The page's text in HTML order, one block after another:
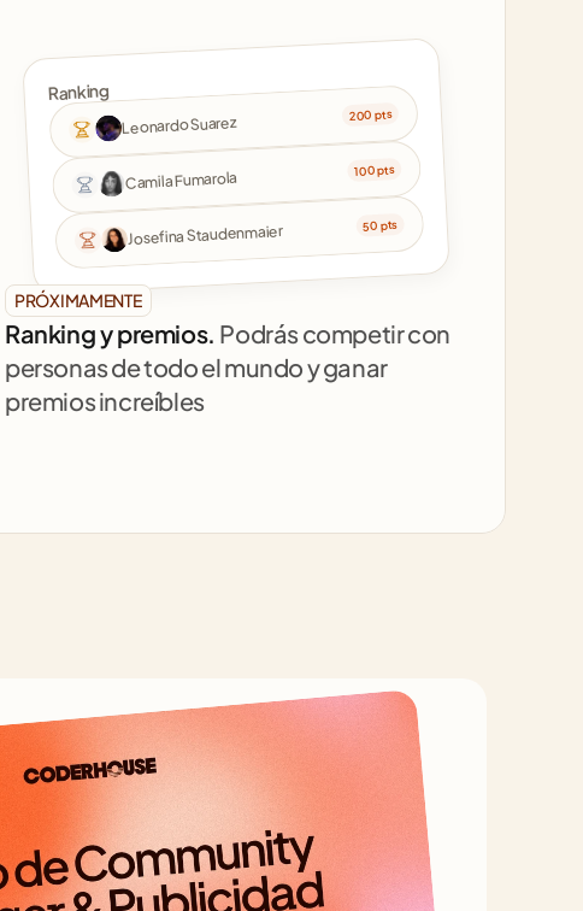
Ranking
Leonardo Suarez 200 pts
Camila Fumarola 100 pts
Josefina Staudenmaier 50 pts
PRÓXIMAMENTE
Ranking y premios. Podrás competir con
personas de todo el mundo y ganar
premios increíbles